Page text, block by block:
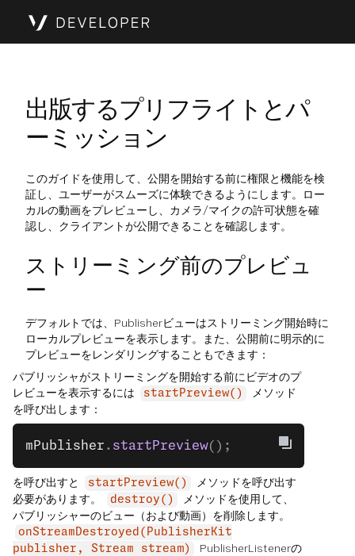
出版するプリフライトとパ
ーミッション
このガイドを使用して、公開を開始する前に権限と機能を検
証し、ユーザーがスムーズに体験できるようにします。ロー
カルの動画をプレビューし、カメラ/マイクの許可状態を確
認し、クライアントが公開できることを確認します。
ストリーミング前のプレビュ
ー
デフォルトでは、Publisherビューはストリーミング開始時に
ローカルプレビューを表示します。また、公開前に明示的に
プレビューをレンダリングすることもできます：
パブリッシャがストリーミングを開始する前にビデオのプ
レビューを表示するには
startPreview()
メソッド
を呼び出します：
mPublisher . startPreview();
を呼び出すと startPreview()
メソッドを呼び出す
必要があります。
destroy()
メソッドを使用して、
パブリッシャーのビュー（および動画）を削除します。
onStreamDestroyed(PublisherKit
publisher, Stream stream)
PublisherListenerの